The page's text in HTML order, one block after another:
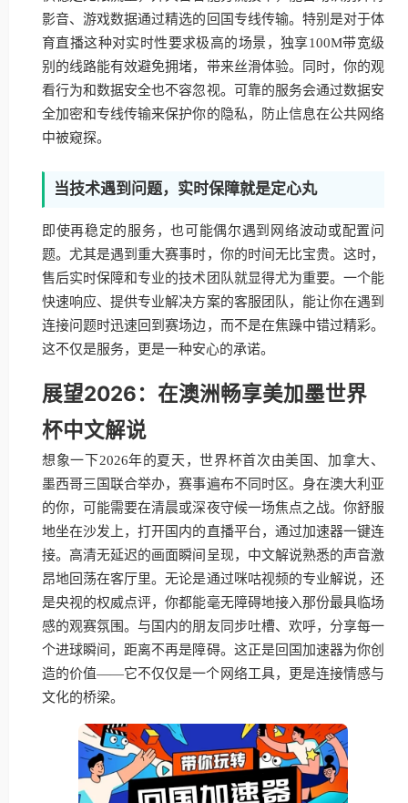
影音、游戏数据通过精选的回国专线传输。特别是对于体
育直播这种对实时性要求极高的场景，独享100M带宽级
别的线路能有效避免拥堵，带来丝滑体验。同时，你的观
看行为和数据安全也不容忽视。可靠的服务会通过数据安
全加密和专线传输来保护你的隐私，防止信息在公共网络
中被窥探。
当技术遇到问题，实时保障就是定心丸
即使再稳定的服务，也可能偶尔遇到网络波动或配置问
题。尤其是遇到重大赛事时，你的时间无比宝贵。这时，
售后实时保障和专业的技术团队就显得尤为重要。一个能
快速响应、提供专业解决方案的客服团队，能让你在遇到
连接问题时迅速回到赛场边，而不是在焦躁中错过精彩。
这不仅是服务，更是一种安心的承诺。
展望2026：在澳洲畅享美加墨世界
杯中文解说
想象一下2026年的夏天，世界杯首次由美国、加拿大、
墨西哥三国联合举办，赛事遍布不同时区。身在澳大利亚
的你，可能需要在清晨或深夜守候一场焦点之战。你舒服
地坐在沙发上，打开国内的直播平台，通过加速器一键连
接。高清无延迟的画面瞬间呈现，中文解说熟悉的声音激
昂地回荡在客厅里。无论是通过咪咕视频的专业解说，还
是央视的权威点评，你都能毫无障碍地接入那份最具临场
感的观赛氛围。与国内的朋友同步吐槽、欢呼，分享每一
个进球瞬间，距离不再是障碍。这正是回国加速器为你创
造的价值——它不仅仅是一个网络工具，更是连接情感与
文化的桥梁。